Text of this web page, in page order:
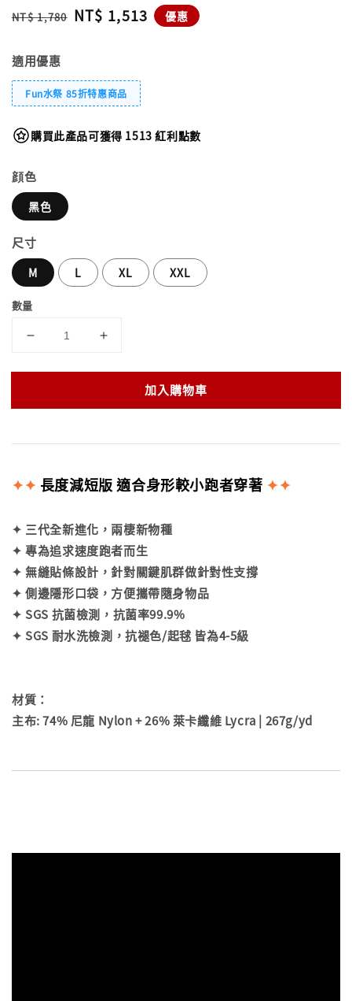
Regular
NT$ 1,780 Sale
NT$ 1,513 優惠
適用優惠
Fun水祭 85折特惠商品
購買此產品可獲得 1513 紅利點數
顔色
黑色
尺寸
M L XL XXL
數量
加入購物車
✦✦ 長度減短版 適合身形較小跑者穿著 ✦✦
✦ 三代全新進化，兩棲新物種
✦ 專為追求速度跑者而生
✦ 無縫貼條設計，針對關鍵肌群做針對性支撐
✦ 側邊隱形口袋，方便攜帶隨身物品
✦ SGS 抗菌檢測，抗菌率99.9%
✦ SGS 耐水洗檢測，抗褪色/起毬 皆為4-5級
材質：
主布: 74% 尼龍 Nylon + 26% 萊卡纖維 Lycra | 267g/yd